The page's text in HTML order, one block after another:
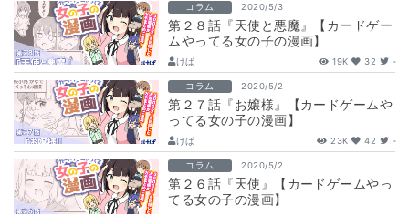
コラム 2020/5/3
第２８話『天使と悪魔』【カードゲー
ムやってる女の子の漫画】
けぱ 19K 32 -
コラム 2020/5/2
第２７話『お嬢様』【カードゲームや
ってる女の子の漫画】
けぱ 23K 42 -
コラム 2020/5/2
第２６話『天使』【カードゲームやっ
てる女の子の漫画】